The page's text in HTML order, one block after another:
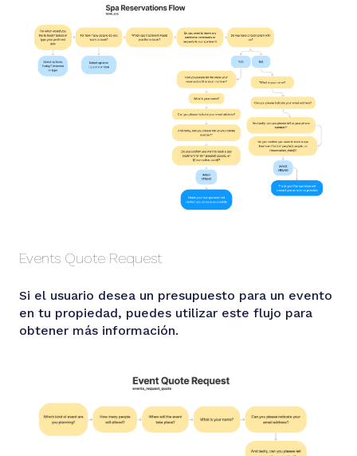
Events Quote Request
Si el usuario desea un presupuesto para un evento
en tu propiedad, puedes utilizar este flujo para
obtener más información.